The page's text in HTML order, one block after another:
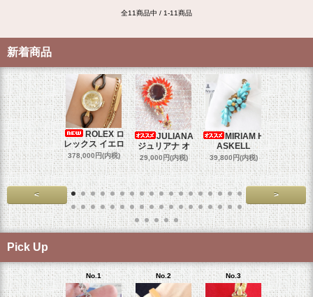
全11商品中 / 1-11商品
新着商品
ROLEX ロ
レックス イエロ
378,000円(内税)
JULIANA
ジュリアナ オ
29,000円(内税)
MIRIAM H
ASKELL
39,800円(内税)
オメガマ
スダ
458,000円
< >
Pick Up
No.1 No.2 No.3 No.4